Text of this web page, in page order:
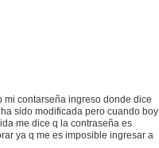
mi contarseña ingreso donde dice
sido modificada pero cuando boy
me dice q la contraseña es
ya q me es imposible ingresar a